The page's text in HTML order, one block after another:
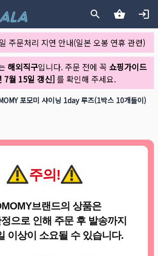
주문처리 지연 안내(일본 오봉 연휴 관련)
해외직구입니다. 주문 전에 꼭 쇼핑가이드
7월 15일 갱신]를 확인해 주세요.
포모미 샤이닝 1day 루즈(1박스 10개들이)
주의!
브랜드의 상품은
으로 인해 주문 후 발송까지
이상이 소요될 수 있습니다.